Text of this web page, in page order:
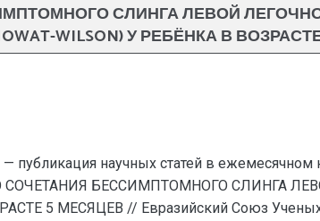
СЛИНГА ЛЕВОЙ
WILSON) У РЕБЁНКА В
публикация научных статей в ежемесячном
СОЧЕТАНИЯ БЕССИМПТОМНОГО СЛИНГА
5 МЕСЯЦЕВ // Евразийский Союз